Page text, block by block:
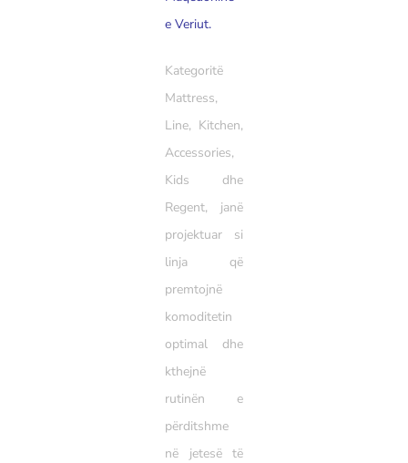
e Veriut.
Kategoritë
Mattress,
Line, Kitchen,
Accessories,
Kids dhe
Regent, janë
projektuar si
linja që
premtojnë
komoditetin
optimal dhe
kthejnë
rutinën e
përditshme
në jetesë të